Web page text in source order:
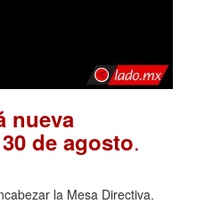
nueva
de agosto.
la Mesa Directiva.